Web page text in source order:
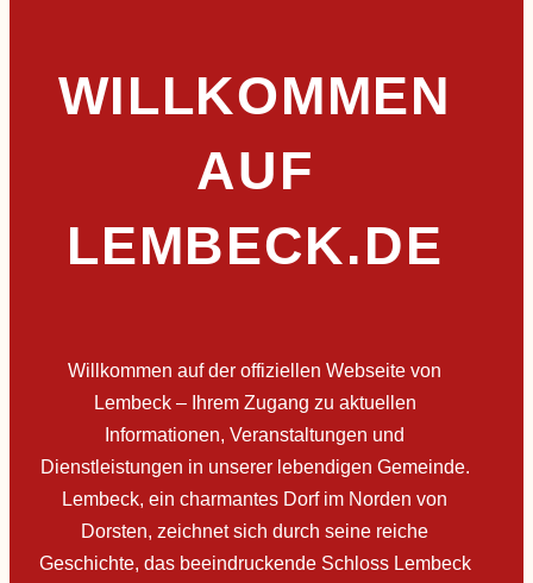
WILLKOMMEN
AUF
LEMBECK.DE
Willkommen auf der offiziellen Webseite von
Lembeck – Ihrem Zugang zu aktuellen
Informationen, Veranstaltungen und
Dienstleistungen in unserer lebendigen Gemeinde.
Lembeck, ein charmantes Dorf im Norden von
Dorsten, zeichnet sich durch seine reiche
Geschichte, das beeindruckende Schloss Lembeck